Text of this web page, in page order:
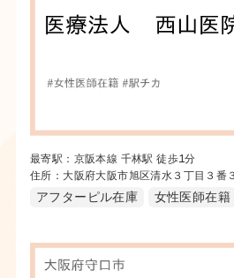
最寄駅：京阪本線 千林駅 徒歩1分
住所：大阪府大阪市旭区清水３丁目３番
アフターピル在庫 女性医師在籍